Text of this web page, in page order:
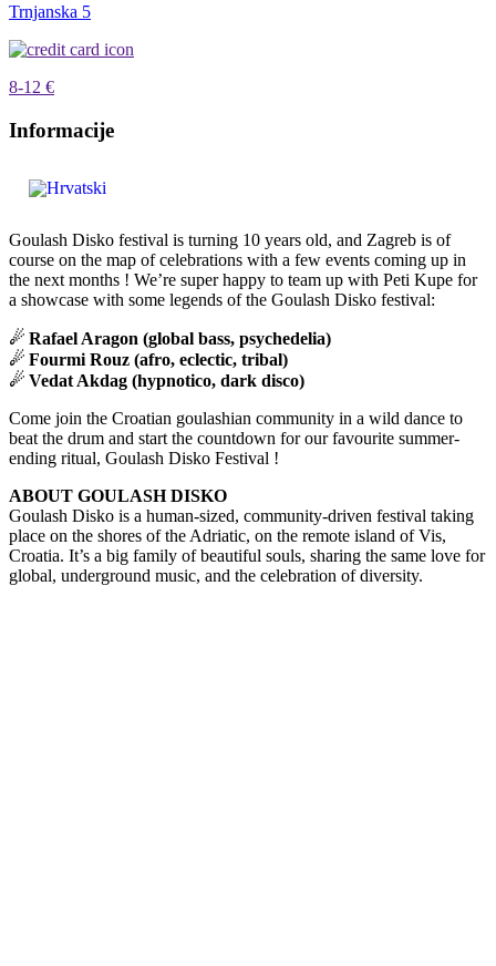
Trnjanska 5
8-12 €
Informacije
Goulash Disko festival is turning 10 years old, and Zagreb is of
course on the map of celebrations with a few events coming up in
the next months ! We’re super happy to team up with Peti Kupe for
a showcase with some legends of the Goulash Disko festival:
☄ Rafael Aragon (global bass, psychedelia)
☄ Fourmi Rouz (afro, eclectic, tribal)
☄ Vedat Akdag (hypnotico, dark disco)
Come join the Croatian goulashian community in a wild dance to
beat the drum and start the countdown for our favourite summer-
ending ritual, Goulash Disko Festival !
ABOUT GOULASH DISKO
Goulash Disko is a human-sized, community-driven festival taking
place on the shores of the Adriatic, on the remote island of Vis,
Croatia. It’s a big family of beautiful souls, sharing the same love for
global, underground music, and the celebration of diversity.